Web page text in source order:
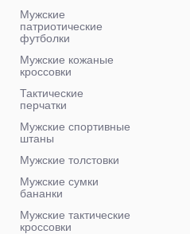
Мужские
патриотические
футболки
Мужские кожаные
кроссовки
Тактические
перчатки
Мужские спортивные
штаны
Мужские толстовки
Мужские сумки
бананки
Мужские тактические
кроссовки